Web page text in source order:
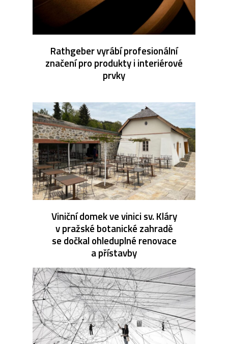
Rathgeber vyrábí profesionální
značení pro produkty i interiérové
prvky
Viniční domek ve vinici sv. Kláry
v pražské botanické zahradě
se dočkal ohleduplné renovace
a přístavby